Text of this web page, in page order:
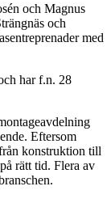
och Magnus
och
med
har f.n. 28
Eftersom
konstruktion till
rätt tid. Flera av